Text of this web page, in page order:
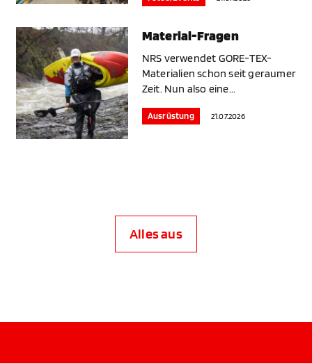
Material-Fragen
NRS verwendet GORE-TEX-
Materialien schon seit geraumer
Zeit. Nun also eine...
Ausrüstung 21.07.2026
Alles aus